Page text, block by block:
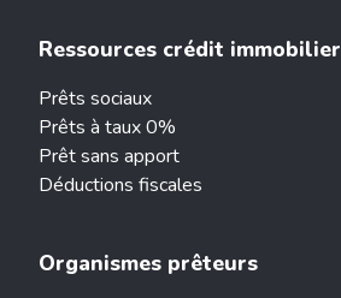
Ressources crédit immobilier
Prêts sociaux
Prêts à taux 0%
Prêt sans apport
Déductions fiscales
Organismes prêteurs